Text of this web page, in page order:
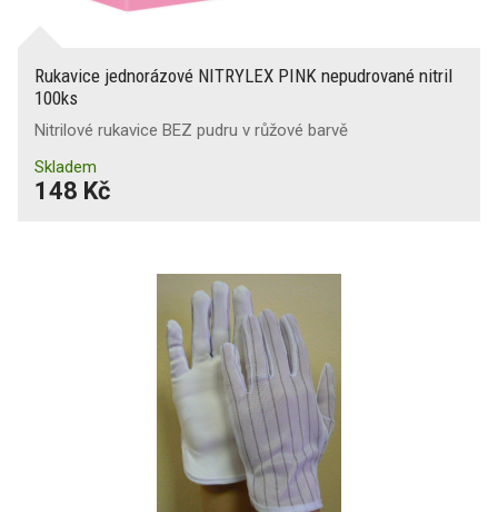
Rukavice jednorázové NITRYLEX PINK nepudrované nitril
100ks
Nitrilové rukavice BEZ pudru v růžové barvě
Skladem
148 Kč